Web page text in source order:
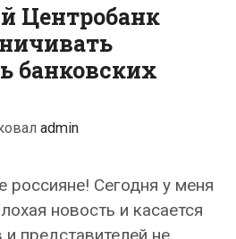
Центробанк
банковских
admin
россияне! Сегодня у меня
новость и касается
представителей не